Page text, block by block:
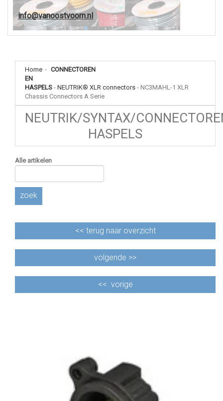
info@vanoostvoorn.nl
Home - CONNECTOREN
EN
HASPELS - NEUTRIK® XLR connectors - NC3MAHL-1 XLR
Chassis Connectors A Serie
NEUTRIK/SYNTAX/
HASPELS
Alle artikelen
zoek
<< terug naar overzicht
volgende >>
<< vorige